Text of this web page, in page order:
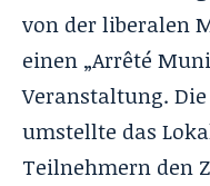
von der liberalen
einen „Arrêté
Veranstaltung.
umstellte das
Teilnehmern den